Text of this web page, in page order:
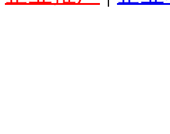
企业推广 | 企